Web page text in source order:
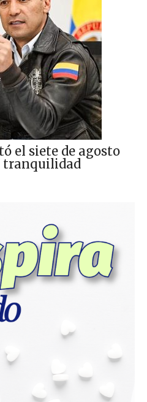
el siete de agosto
tranquilidad